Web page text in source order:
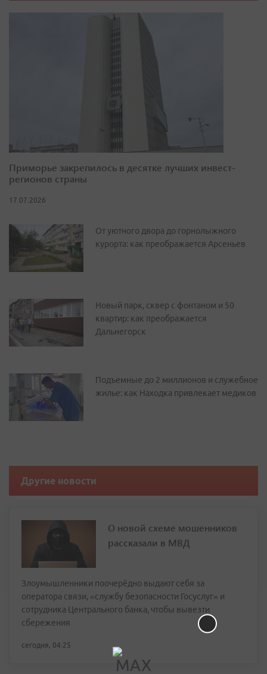
Приморье закрепилось в десятке лучших инвест-
регионов страны
17.07.2026
От уютного двора до горнолыжного
курорта: как преображается Арсеньев
Новый парк, сквер с фонтаном и 50
квартир: как преображается
Дальнегорск
Подъемные до 2 миллионов и служебное
жилье: как Находка привлекает медиков
Другие новости
О новой схеме мошенников
рассказали в МВД
Злоумышленники поочерёдно выдают себя за
оператора связи, «службу безопасности Госуслуг» и
сотрудника Центрального банка, чтобы вывезти
сбережения
сегодня, 04:25